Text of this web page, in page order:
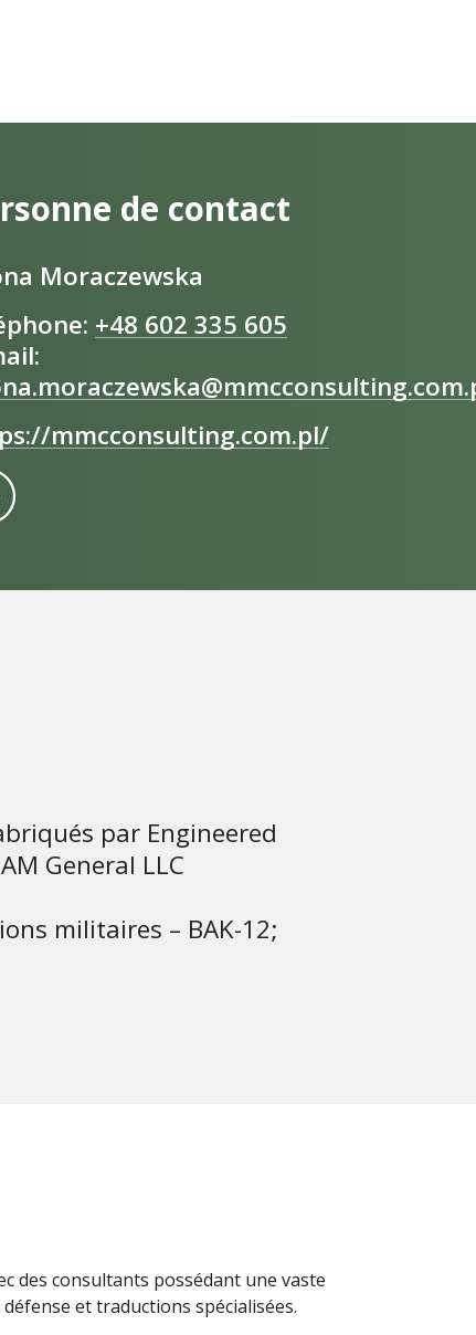
de contact
Moraczewska
+48 602 335 605
mmcconsulting.com.pl/
par Engineered
General LLC
militaires – BAK-12;
des consultants possédant une vaste
et traductions spécialisées.